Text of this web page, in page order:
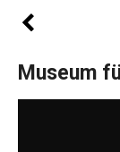
Museum